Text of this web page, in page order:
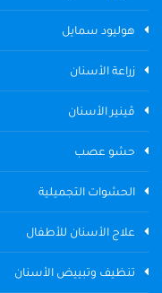
هوليود سمايل
زراعة الأسنان
ڤينير الأسنان
حشو عصب
الحشوات التجميلية
علاج الأسنان للأطفال
تنظيف وتبييض الأسنان